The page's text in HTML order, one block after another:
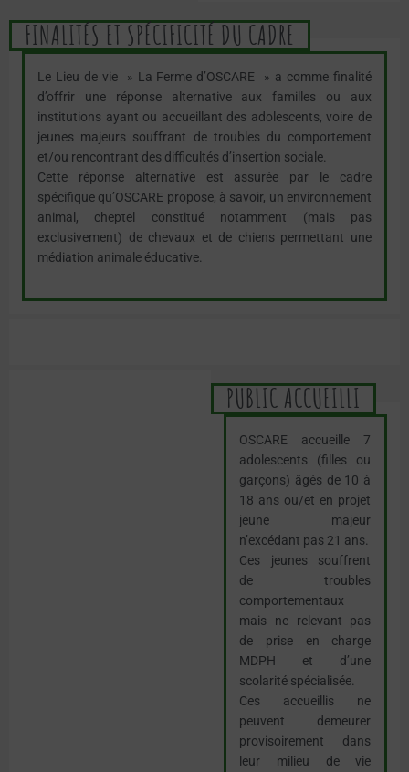
FINALITÉS ET SPÉCIFICITÉ DU CADRE
Le Lieu de vie » La Ferme d’OSCARE » a comme finalité
d’offrir une réponse alternative aux familles ou aux
institutions ayant ou accueillant des adolescents, voire de
jeunes majeurs souffrant de troubles du comportement
et/ou rencontrant des difficultés d’insertion sociale.
Cette réponse alternative est assurée par le cadre
spécifique qu’OSCARE propose, à savoir, un environnement
animal, cheptel constitué notamment (mais pas
exclusivement) de chevaux et de chiens permettant une
médiation animale éducative.
PUBLIC ACCUEILLI
OSCARE accueille 7
adolescents (filles ou
garçons) âgés de 10 à
18 ans ou/et en projet
jeune majeur
n’excédant pas 21 ans.
Ces jeunes souffrent
de troubles
comportementaux
mais ne relevant pas
de prise en charge
MDPH et d’une
scolarité spécialisée.
Ces accueillis ne
peuvent demeurer
provisoirement dans
leur milieu de vie